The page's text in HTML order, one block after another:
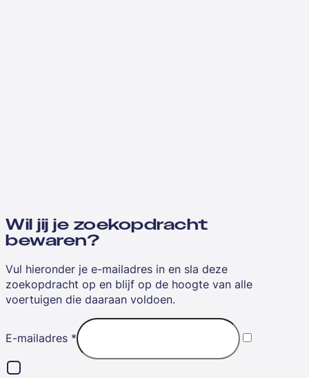
Wil jij je zoekopdracht
bewaren?
Vul hieronder je e-mailadres in en sla deze
zoekopdracht op en blijf op de hoogte van alle
voertuigen die daaraan voldoen.
E-mailadres *